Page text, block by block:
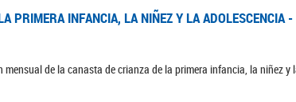
PRIMERA INFANCIA, LA NIÑEZ Y LA ADOLESCENCIA
mensual de la canasta de crianza de la primera infancia, la niñez y